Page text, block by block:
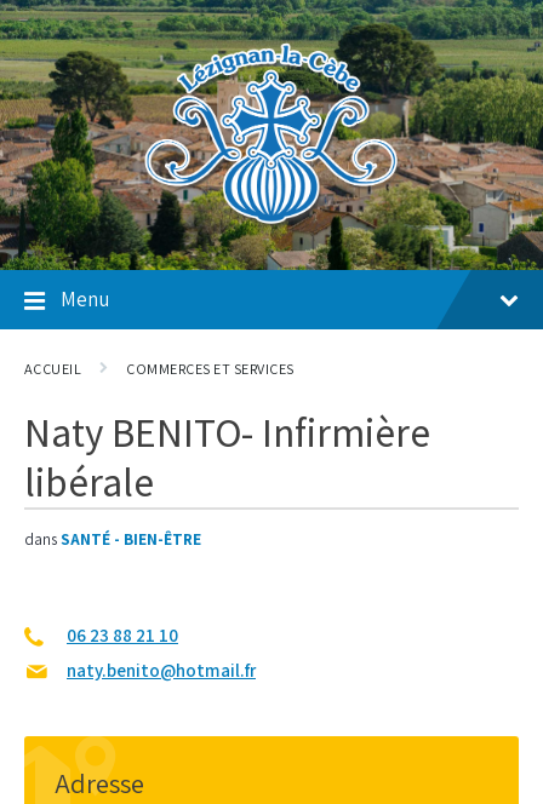
Skip
to
content
Skip
to
main
navigation
Skip
to
footer
Menu
ACCUEIL COMMERCES ET SERVICES
Naty BENITO- Infirmière
libérale
dansSANTÉ - BIEN-ÊTRE
06 23 88 21 10
naty.benito@hotmail.fr
Adresse